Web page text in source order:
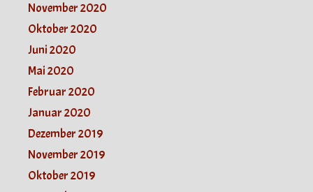
November 2020
Oktober 2020
Juni 2020
Mai 2020
Februar 2020
Januar 2020
Dezember 2019
November 2019
Oktober 2019